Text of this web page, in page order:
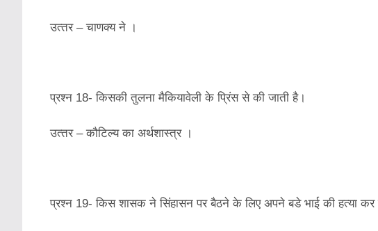
उत्‍तर – चाणक्‍य ने ।
प्रश्‍न 18- किसकी तुलना मैकियावेली के प्रिंस से की जाती है।
उत्‍तर – कौटिल्‍य का अर्थशास्‍त्र ।
प्रश्‍न 19- किस शासक ने सिंहासन पर बैठने के लिए अपने बडे भाई की हत्‍या कर